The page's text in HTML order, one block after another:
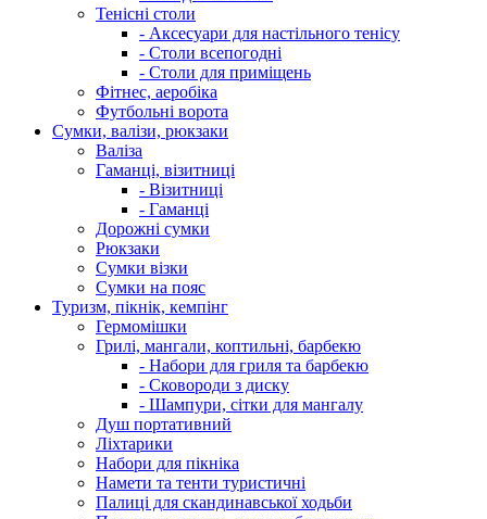
Тенісні столи
- Аксесуари для настільного тенісу
- Столи всепогодні
- Столи для приміщень
Фітнес, аеробіка
Футбольні ворота
Сумки, валізи, рюкзаки
Валіза
Гаманці, візитниці
- Візитниці
- Гаманці
Дорожні сумки
Рюкзаки
Сумки візки
Сумки на пояс
Туризм, пікнік, кемпінг
Гермомішки
Грилі, мангали, коптильні, барбекю
- Набори для гриля та барбекю
- Сковороди з диску
- Шампури, сітки для мангалу
Душ портативний
Ліхтарики
Набори для пікніка
Намети та тенти туристичні
Палиці для скандинавської ходьби